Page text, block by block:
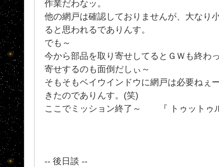
作業だわなッ。
他の網戸は確認しておりませんが、大なり
ると思われるでありんす。
でも～
今から部品を取り寄せしてるとＧＷも終わ
寄せするのも面倒だしぃ～
そもそもベイウインドウに網戸は必要ね
きたのでありんす。(笑)
ここでミッション終了～ 『 トゥット
-- 後日談 --